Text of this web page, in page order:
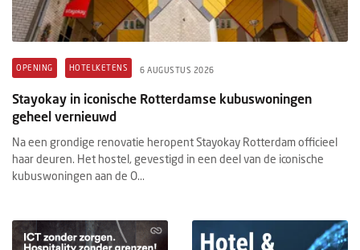
OPENING HOTELKETENS 6 AUGUSTUS 2026
Stayokay in iconische Rotterdamse kubuswoningen
geheel vernieuwd
Na een grondige renovatie heropent Stayokay Rotterdam officieel
haar deuren. Het hostel, gevestigd in een deel van de iconische
kubuswoningen aan de O...